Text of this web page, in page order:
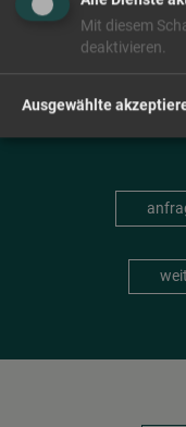
Mit diesem
deaktivieren.
Ausgewählte